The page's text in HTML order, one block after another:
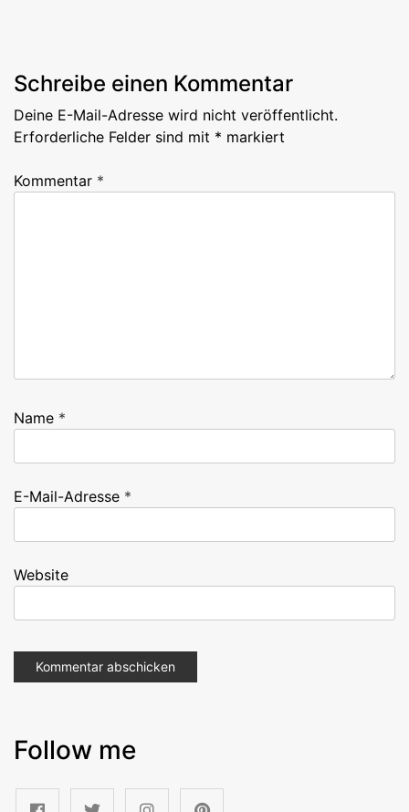
Schreibe einen Kommentar
Deine E-Mail-Adresse wird nicht veröffentlicht.
Erforderliche Felder sind mit * markiert
Kommentar *
Name *
E-Mail-Adresse *
Website
Follow me